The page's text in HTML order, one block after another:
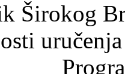
Širokog